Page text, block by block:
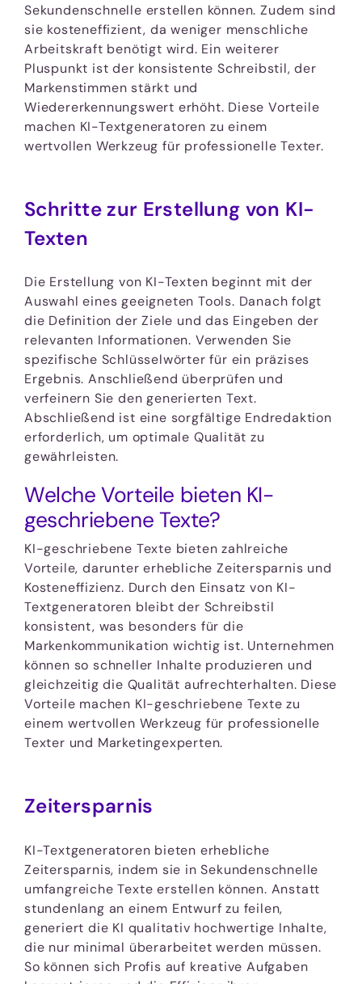
Sekundenschnelle erstellen können. Zudem sind
sie kosteneffizient, da weniger menschliche
Arbeitskraft benötigt wird. Ein weiterer
Pluspunkt ist der konsistente Schreibstil, der
Markenstimmen stärkt und
Wiedererkennungswert erhöht. Diese Vorteile
machen KI-Textgeneratoren zu einem
wertvollen Werkzeug für professionelle Texter.
Schritte zur Erstellung von KI-
Texten
Die Erstellung von KI-Texten beginnt mit der
Auswahl eines geeigneten Tools. Danach folgt
die Definition der Ziele und das Eingeben der
relevanten Informationen. Verwenden Sie
spezifische Schlüsselwörter für ein präzises
Ergebnis. Anschließend überprüfen und
verfeinern Sie den generierten Text.
Abschließend ist eine sorgfältige Endredaktion
erforderlich, um optimale Qualität zu
gewährleisten.
Welche Vorteile bieten KI-
geschriebene Texte?
KI-geschriebene Texte bieten zahlreiche
Vorteile, darunter erhebliche Zeitersparnis und
Kosteneffizienz. Durch den Einsatz von KI-
Textgeneratoren bleibt der Schreibstil
konsistent, was besonders für die
Markenkommunikation wichtig ist. Unternehmen
können so schneller Inhalte produzieren und
gleichzeitig die Qualität aufrechterhalten. Diese
Vorteile machen KI-geschriebene Texte zu
einem wertvollen Werkzeug für professionelle
Texter und Marketingexperten.
Zeitersparnis
KI-Textgeneratoren bieten erhebliche
Zeitersparnis, indem sie in Sekundenschnelle
umfangreiche Texte erstellen können. Anstatt
stundenlang an einem Entwurf zu feilen,
generiert die KI qualitativ hochwertige Inhalte,
die nur minimal überarbeitet werden müssen.
So können sich Profis auf kreative Aufgaben